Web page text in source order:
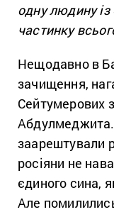
одну людину із
частинку
Нещодавно в
зачищення,
Сейтумерових
заарештували
росіяни не
єдиного сина,
Але